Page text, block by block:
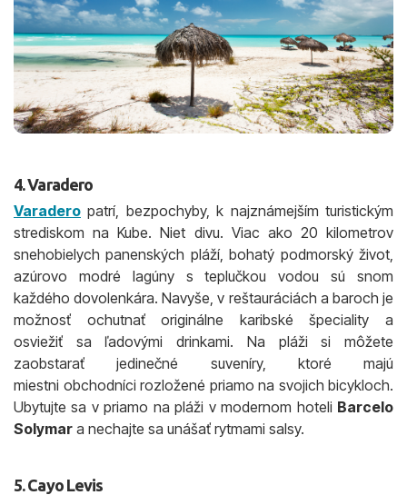
4. Varadero
Varadero patrí, bezpochyby, k najznámejším turistickým
strediskom na Kube. Niet divu. Viac ako 20 kilometrov
snehobielych panenských pláží, bohatý podmorský život,
azúrovo modré lagúny s teplučkou vodou sú snom
každého dovolenkára. Navyše, v reštauráciách a baroch je
možnosť ochutnať originálne karibské špeciality a
osviežiť sa ľadovými drinkami. Na pláži si môžete
zaobstarať jedinečné suveníry, ktoré majú
miestni obchodníci rozložené priamo na svojich bicykloch.
Ubytujte sa v priamo na pláži v modernom hoteli Barcelo
Solymar a nechajte sa unášať rytmami salsy.
5. Cayo Levis